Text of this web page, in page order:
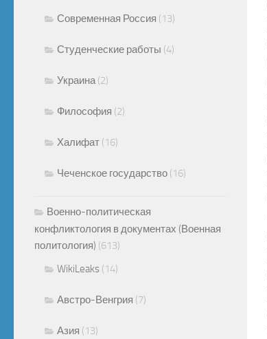
Современная Россия (13)
Студенческие работы (4)
Украина (2)
Философия (2)
Халифат (16)
Чеченское государство (16)
Военно-политическая
конфликтология в документах (Военная
политология) (613)
WikiLeaks (14)
Австро-Венгрия (7)
Азия (13)